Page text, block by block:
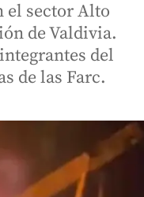
el sector Alto
de Valdivia.
del
de las Farc.